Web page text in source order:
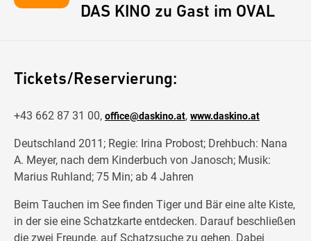
DAS KINO zu Gast im OVAL
Tickets/Reservierung:
+43 662 87 31 00, office@daskino.at, www.daskino.at
Deutschland 2011; Regie: Irina Probost; Drehbuch: Nana
A. Meyer, nach dem Kinderbuch von Janosch; Musik:
Marius Ruhland; 75 Min; ab 4 Jahren
Beim Tauchen im See finden Tiger und Bär eine alte Kiste,
in der sie eine Schatzkarte entdecken. Darauf beschließen
die zwei Freunde, auf Schatzsuche zu gehen. Dabei